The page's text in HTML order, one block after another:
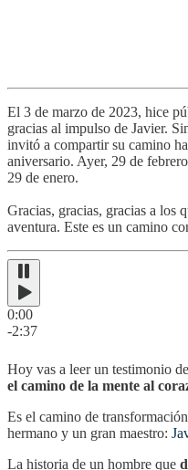
El 3 de marzo de 2023, hice
gracias al impulso de Javier.
invitó a compartir su camino
aniversario. Ayer, 29 de
29 de enero.
Gracias, gracias, gracias a los
aventura. Este es un camino
0:00
-2:37
Hoy vas a leer un testimonio
el camino de la mente al
Es el camino de
hermano y un gran maestro:
La historia de un hombre que